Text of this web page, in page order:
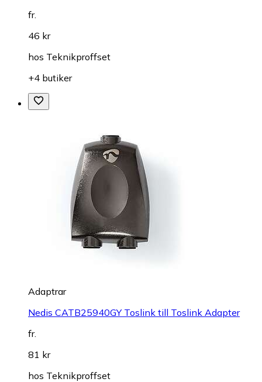
fr.
46 kr
hos Teknikproffset
+4 butiker
Adaptrar
Nedis CATB25940GY Toslink till Toslink Adapter
fr.
81 kr
hos Teknikproffset